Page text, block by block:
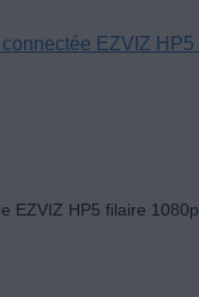
EZVIZ HP5 filaire 1080p